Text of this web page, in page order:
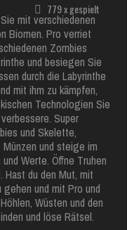
779 x gespielt
mit verschiedenen
Biomen. Pro verriet
Zombies
und besiegen Sie
durch die Labyrinthe
mit ihm zu kämpfen,
Technologien Sie
Super
und Skelette,
und steige im
Werte. Öffne Truhen
Hast du den Mut, mit
und mit Pro und
Wüsten und den
und löse Rätsel.